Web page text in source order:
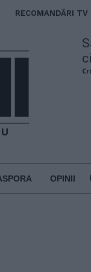
RECOMANDĂRI TV
OPINII